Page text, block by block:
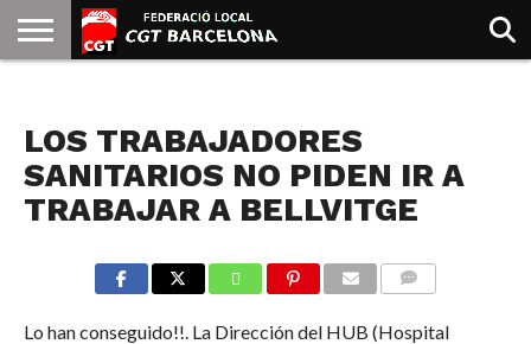
GOLDMAN
LOS TRABAJADORES
SANITARIOS NO PIDEN IR A
TRABAJAR A BELLVITGE
Lo han conseguido!!. La Dirección del HUB (Hospital